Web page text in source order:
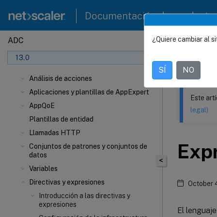
Documentación de
ADC
13.0
Análisis de acciones
Aplicaciones y plantillas de AppExpert
AppQoE
Plantillas de entidad
Llamadas HTTP
Conjuntos de patrones y conjuntos de
datos
Variables
Directivas y expresiones
Introducción a las directivas y
expresiones
Este
<
Este
legal)
October
El
¿Quiere cambiar al
SÍ NO